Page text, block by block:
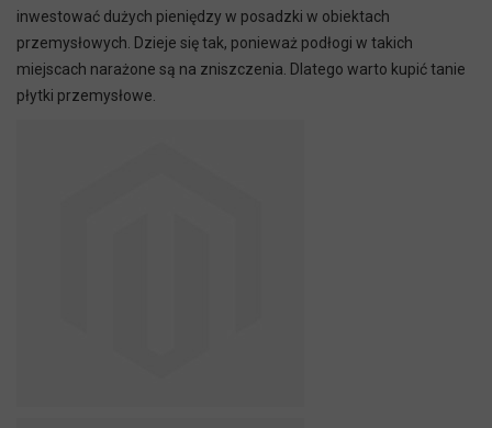
inwestować dużych pieniędzy w posadzki w obiektach
przemysłowych. Dzieje się tak, ponieważ podłogi w takich
miejscach narażone są na zniszczenia. Dlatego warto kupić tanie
płytki przemysłowe.